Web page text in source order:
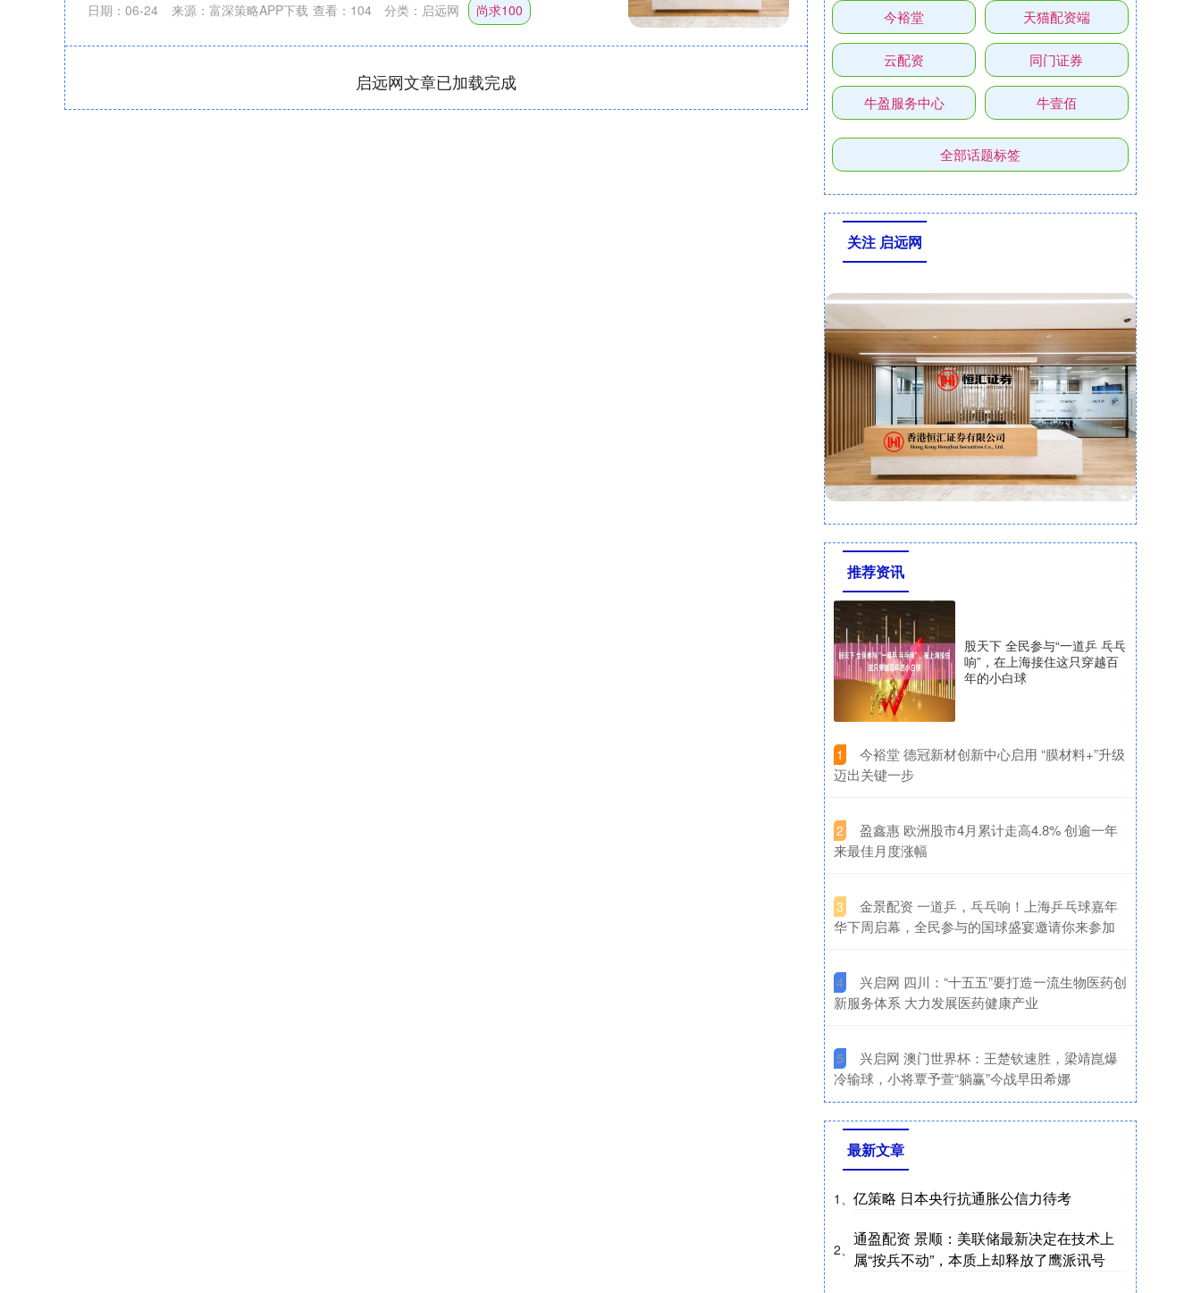
日期：06-24 来源：富深策略APP下载 查看： 104 分类： 启远网 尚求100
启远网文章已加载完成
今裕堂 天猫配资端
云配资 同门证券
牛盈服务中心 牛壹佰
全部话题标签
关注 启远网
推荐资讯
股天下 全民参与“一道乒 乓乓
响”，在上海接住这只穿越百
年的小白球
1
​今裕堂 德冠新材创新中心启用 “膜材料+”升级
迈出关键一步
2
​盈鑫惠 欧洲股市4月累计走高4.8% 创逾一年
来最佳月度涨幅
3
​金景配资 一道乒，乓乓响！上海乒乓球嘉年
华下周启幕，全民参与的国球盛宴邀请你来参加
4
​兴启网 四川：“十五五”要打造一流生物医药创
新服务体系 大力发展医药健康产业
5
​兴启网 澳门世界杯：王楚钦速胜，梁靖崑爆
冷输球，小将覃予萱“躺赢”今战早田希娜
最新文章
1、 亿策略 日本央行抗通胀公信力待考
2、
通盈配资 景顺：美联储最新决定在技术上
属“按兵不动”，本质上却释放了鹰派讯号